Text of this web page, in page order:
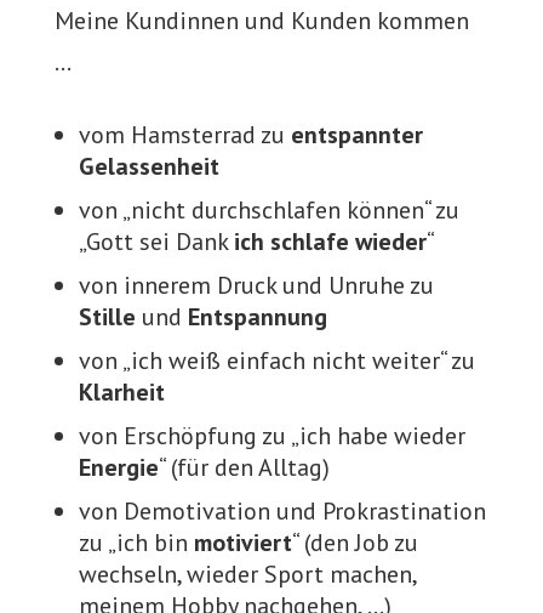
Meine Kundinnen und Kunden kommen
…
vom Hamsterrad zu entspannter
Gelassenheit
von „nicht durchschlafen können“ zu
„Gott sei Dankich schlafe wieder“
von innerem Druck und Unruhe zu
Stille und Entspannung
von „ich weiß einfach nicht weiter“ zu
Klarheit
von Erschöpfung zu „ich habe wieder
Energie“ (für den Alltag)
von Demotivation und Prokrastination
zu „ich bin motiviert“ (den Job zu
wechseln, wieder Sport machen,
meinem Hobby nachgehen, …)